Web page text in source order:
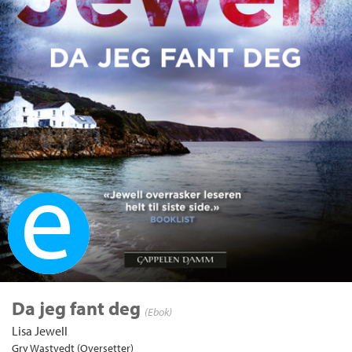
Ebok
Da jeg fant deg (Ebok)
Lisa Jewell
Gry Wastvedt (Oversetter)